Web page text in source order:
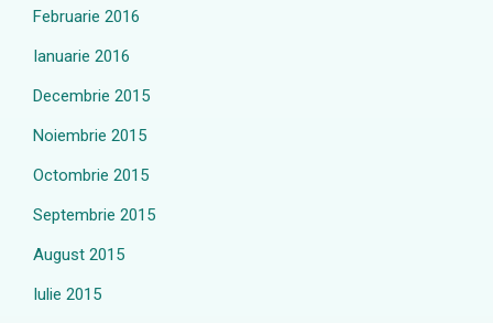
Februarie 2016
Ianuarie 2016
Decembrie 2015
Noiembrie 2015
Octombrie 2015
Septembrie 2015
August 2015
Iulie 2015